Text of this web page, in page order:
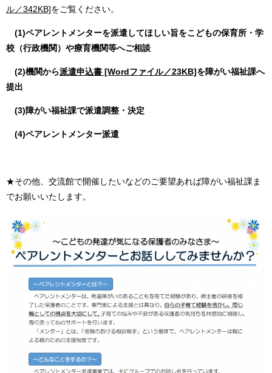
ル／342KB]をご覧ください。
(1)ペアレントメンターを派遣してほしい旨をこどもの保育所・学
校（行政機関）や療育機関等へご相談
(2)機関から派遣申込書 [Wordファイル／23KB]を障がい福祉課へ
提出
(3)障がい福祉課で派遣調整・決定
(4)ペアレントメンター派遣
★その他、交流館で開催したいなどのご要望あれば障がい福祉課ま
でお願いいたします。​